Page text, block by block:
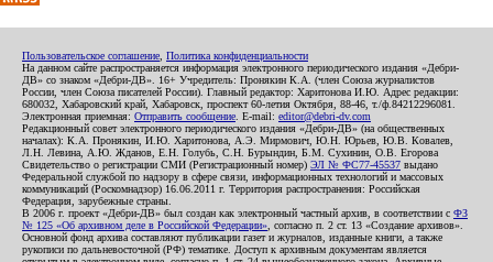
Пользовательское соглашение Политика конфиденциальности
На данном сайте распространяется информация электронного периодического издания «Дебри-
ДВ» со знаком «Дебри-ДВ». 16+ Учредитель: Пронякин К.А. (член Союза журналистов
России, член Союза писателей России). Главный редактор: Харитонова И.Ю. Адрес редакции:
680032, Хабаровский край, Хабаровск, проспект 60-летия Октября, 88-46, т./ф.84212296081.
Электронная приемная: Отправить сообщение . E-mail: editor@debri-dv.com
Редакционный совет электронного периодического издания «Дебри-ДВ» (на общественных
началах): К.А. Пронякин, И.Ю. Харитонова, А.Э. Мирмович, Ю.Н. Юрьев, Ю.В. Ковалев,
Л.Н. Левина, А.Ю. Жданов, Е.Н. Голубь, С.Н. Бурындин, Б.М. Сухинин, О.В. Егорова
Свидетельство о регистрации СМИ (Регистрационный номер) ЭЛ № ФС77-45537 выдано
Федеральной службой по надзору в сфере связи, информационных технологий и массовых
коммуникаций (Роскомнадзор) 16.06.2011 г. Территория распространения: Российская
Федерация, зарубежные страны.
В 2006 г. проект «Дебри-ДВ» был создан как электронный частный архив, в соответствии с ФЗ
№ 125 «Об архивном деле в Российской Федерации» , согласно п. 2 ст. 13 «Создание архивов».
Основной фонд архива составляют публикации газет и журналов, изданные книги, а также
рукописи по дальневосточной (РФ) тематике. Доступ к архивным документам является